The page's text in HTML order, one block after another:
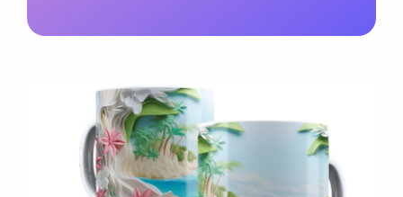
No Comments